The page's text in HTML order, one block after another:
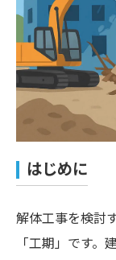
はじめに
解体工事を検討
「工期」です。